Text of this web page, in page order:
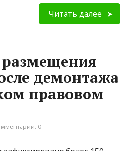
Читать далее
демонтажа
правовом
0